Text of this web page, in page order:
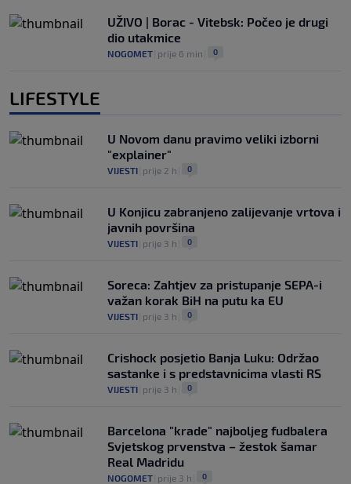
UŽIVO | Borac - Vitebsk: Počeo je drugi
dio utakmice
NOGOMET prije 6 min 0
LIFESTYLE
U Novom danu pravimo veliki izborni
"explainer"
VIJESTI prije 2 h 0
U Konjicu zabranjeno zalijevanje vrtova i
javnih površina
VIJESTI prije 3 h 0
Soreca: Zahtjev za pristupanje SEPA-i
važan korak BiH na putu ka EU
VIJESTI prije 3 h 0
Crishock posjetio Banja Luku: Održao
sastanke i s predstavnicima vlasti RS
VIJESTI prije 3 h 0
Barcelona "krade" najboljeg fudbalera
Svjetskog prvenstva – žestok šamar
Real Madridu
NOGOMET prije 3 h 0